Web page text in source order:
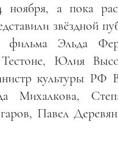
ноября, а пока
звёздной
фильма Эльда
Юлия
культуры РФ
Михалкова,
Павел